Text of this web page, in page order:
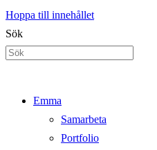
Hoppa till innehållet
Sök
Emma
Samarbeta
Portfolio